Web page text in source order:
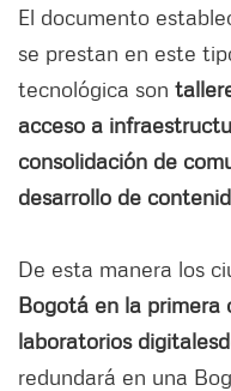
El documento
se prestan en este
tecnológica son
acceso a
consolidación de
desarrollo de
De esta manera los
Bogotá en la primera
laboratorios digitales
redundará en una